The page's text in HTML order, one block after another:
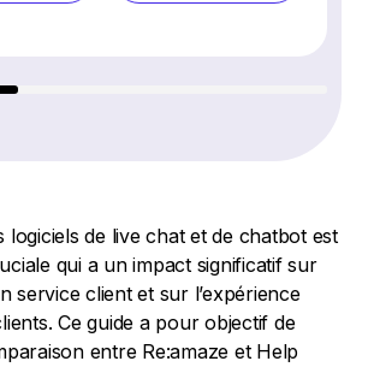
logiciels de live chat et de chatbot est
qui a un impact significatif sur
service client et sur l’expérience
Ce guide a pour objectif de
entre Re:amaze et Help